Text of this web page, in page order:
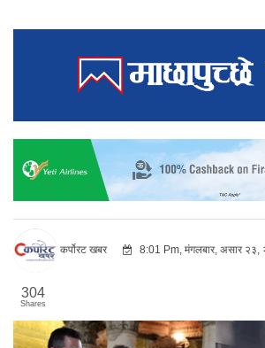
कर्पोरट खबर 8:01 Pm, मंगलबार, असार २३,
304
Shares